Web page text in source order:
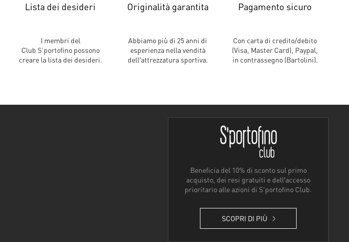
Lista dei desideri
I membri del
Club S’portofino possono
creare la lista dei desideri.
Originalità garantita
Abbiamo più di 25 anni di
esperienza nella vendità
dell′attrezzatura sportiva.
Pagamento sicuro
Con carta di credito/debito
(Visa, Master Card), Paypal,
in contrassegno (Bartolini).
Beneficia del 10% di sconto sul primo
acquisto, dei resi gratuiti e dell′accesso
prioritario alle azioni di S'portofino Club.
SCOPRI DI PIÙ